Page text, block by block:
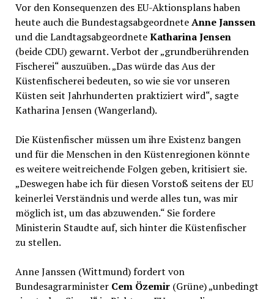
Vor den Konsequenzen des EU-Aktionsplans haben
heute auch die BundestagsabgeordneteAnne Janssen
und die LandtagsabgeordneteKatharina Jensen
(beide CDU) gewarnt. Verbot der „grundberührenden
Fischerei“ auszuüben. „Das würde das Aus der
Küstenfischerei bedeuten, so wie sie vor unseren
Küsten seit Jahrhunderten praktiziert wird“, sagte
Katharina Jensen (Wangerland).
Die Küstenfischer müssen um ihre Existenz bangen
und für die Menschen in den Küstenregionen könnte
es weitere weitreichende Folgen geben, kritisiert sie.
„Deswegen habe ich für diesen Vorstoß seitens der EU
keinerlei Verständnis und werde alles tun, was mir
möglich ist, um das abzuwenden.“ Sie fordere
Ministerin Staudte auf, sich hinter die Küstenfischer
zu stellen.
Anne Janssen (Wittmund) fordert von
Bundesagrarminister Cem Özemir(Grüne) „unbedingt